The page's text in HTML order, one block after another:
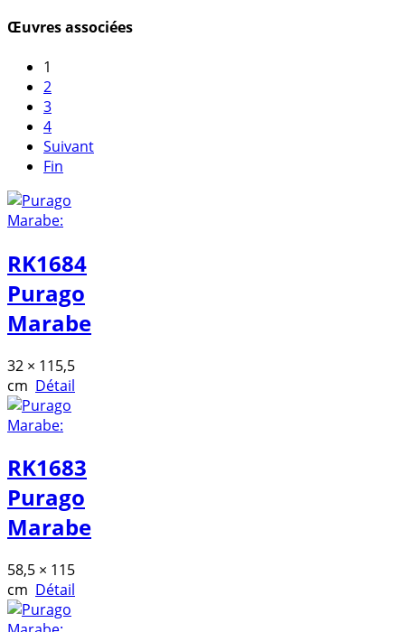
Œuvres associées
1
2
3
4
Suivant
Fin
RK1684
Purago
Marabe
32 × 115,5
cm Détail
RK1683
Purago
Marabe
58,5 × 115
cm Détail